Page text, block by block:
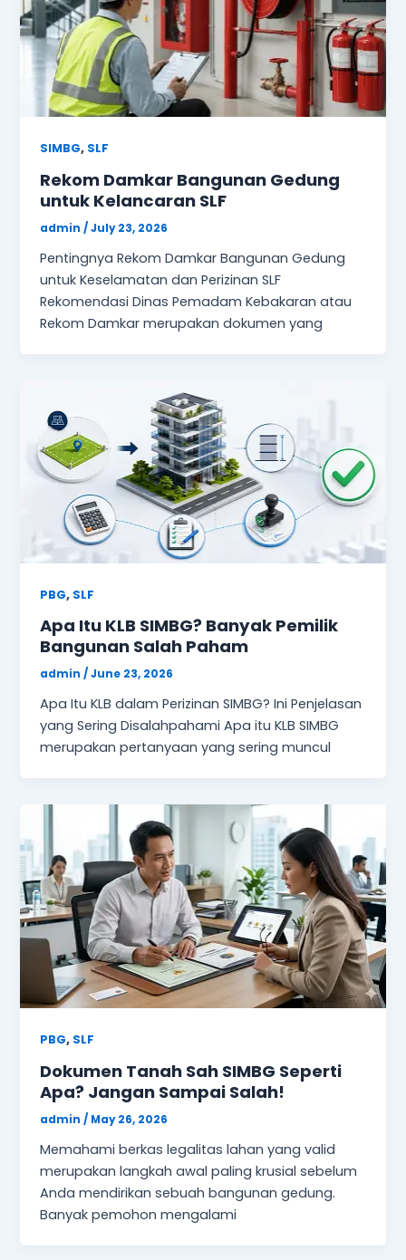
SIMBG, SLF
Rekom Damkar Bangunan Gedung
untuk Kelancaran SLF
admin/July 23, 2026
Pentingnya Rekom Damkar Bangunan Gedung
untuk Keselamatan dan Perizinan SLF
Rekomendasi Dinas Pemadam Kebakaran atau
Rekom Damkar merupakan dokumen yang
PBG, SLF
Apa Itu KLB SIMBG? Banyak Pemilik
Bangunan Salah Paham
admin/June 23, 2026
Apa Itu KLB dalam Perizinan SIMBG? Ini Penjelasan
yang Sering Disalahpahami Apa itu KLB SIMBG
merupakan pertanyaan yang sering muncul
PBG, SLF
Dokumen Tanah Sah SIMBG Seperti
Apa? Jangan Sampai Salah!
admin/ May 26, 2026
Memahami berkas legalitas lahan yang valid
merupakan langkah awal paling krusial sebelum
Anda mendirikan sebuah bangunan gedung.
Banyak pemohon mengalami